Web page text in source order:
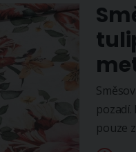
pozadí.
pouze